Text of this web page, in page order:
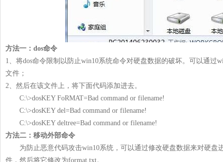
方法一：dos命令
1、将dos命令限制以防止win10系统命令对硬盘数据的破坏。可以通过
文件；
2、然后在该文件上，将下面代码添加进去。
C:\>dosKEY FoRMAT=Bad command or filename!
C:\>dosKEY del=Bad command or filename!
C:\>dosKEY deltree=Bad command or filename!
方法二：移动外部命令
为防止恶意代码攻击win10系统，可以通过修改硬盘数据来对硬盘进
件，然后将它修改为format.txt。